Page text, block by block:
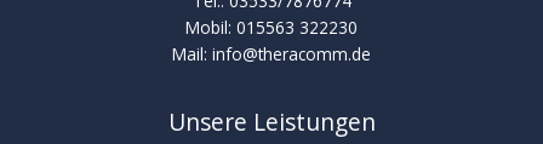
Mobil: 015563 322230
Mail: info@theracomm.de
Unsere Leistungen